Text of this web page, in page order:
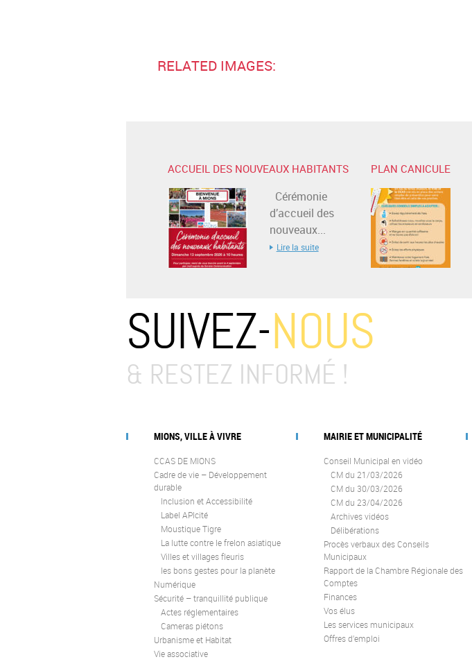
RELATED IMAGES:
ACCUEIL DES NOUVEAUX HABITANTS
Cérémonie
d’accueil des
nouveaux...
Lire la suite
PLAN CANICULE
SUIVEZ-NOUS
& RESTEZ INFORMÉ !
MIONS, VILLE À VIVRE
CCAS DE MIONS
Cadre de vie – Développement
durable
Inclusion et Accessibilité
Label APIcité
Moustique Tigre
La lutte contre le frelon asiatique
Villes et villages fleuris
les bons gestes pour la planète
Numérique
Sécurité – tranquillité publique
Actes réglementaires
Cameras piétons
Urbanisme et Habitat
Vie associative
MAIRIE ET MUNICIPALITÉ
Conseil Municipal en vidéo
CM du 21/03/2026
CM du 30/03/2026
CM du 23/04/2026
Archives vidéos
Délibérations
Procès verbaux des Conseils
Municipaux
Rapport de la Chambre Régionale des
Comptes
Finances
Vos élus
Les services municipaux
Offres d’emploi